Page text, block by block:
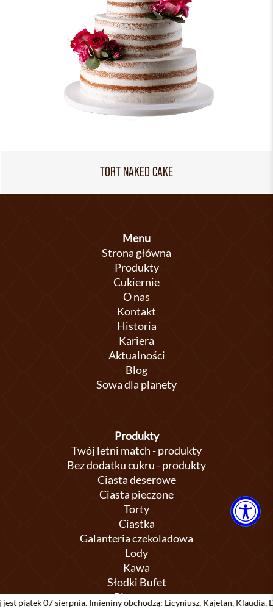
TORT NAKED CAKE
Menu
Strona główna
Produkty
Cukiernie
O nas
Kontakt
Historia
Kariera
Aktualności
Blog
Sowa dla planety
Produkty
Twój letni match - produkty
Bez dodatku cukru - produkty
Ciasta deserowe
Ciasta pieczone
Torty
Ciastka
Galanteria czekoladowa
Lody
Kawa
Słodki Bufet
Pieczywo
Imieniny obchodzą: Licyniusz, Kajetan, Klaudia, Dobiemir,